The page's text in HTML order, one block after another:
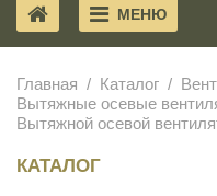
МЕНЮ
Главная Каталог
Вытяжные осевые
Вытяжной осевой
КАТАЛОГ